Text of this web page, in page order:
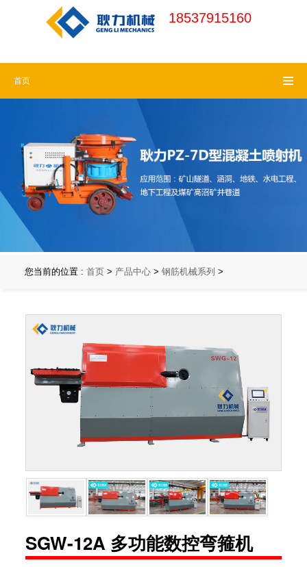
18537915160
网
18537915160 (周一
首页
您当前的位置 : 首页> 产品中心> 钢筋机械系列 >
SGW-12A 多功能数控弯箍机